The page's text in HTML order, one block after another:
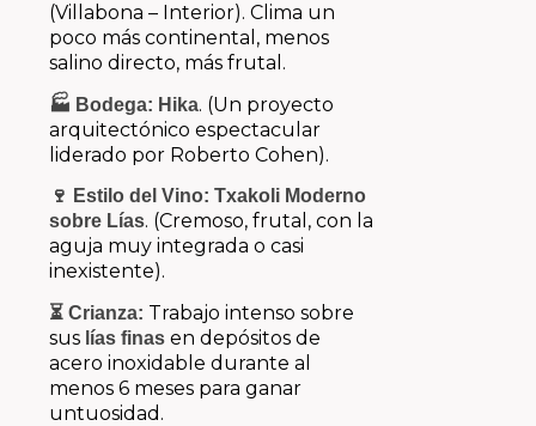
(Villabona – Interior). Clima un
poco más continental, menos
salino directo, más frutal.
🏭 Bodega: Hika. (Un proyecto
arquitectónico espectacular
liderado por Roberto Cohen).
🍷 Estilo del Vino: Txakoli Moderno
sobre Lías. (Cremoso, frutal, con la
aguja muy integrada o casi
inexistente).
⏳ Crianza: Trabajo intenso sobre
sus lías finasen depósitos de
acero inoxidable durante al
menos 6 meses para ganar
untuosidad.